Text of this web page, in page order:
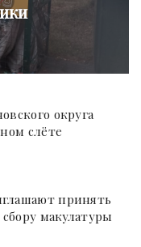
округа
слёте
принять
макулатуры